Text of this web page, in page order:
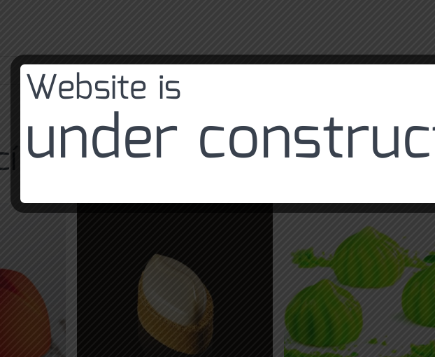
produkty
Website is
under